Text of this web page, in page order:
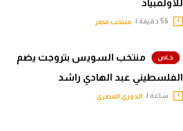
للأولمبياد
منتخب مصر
منتخب السويس بتروجت يضم
الفلسطيني عبد الهادي راشد
ساعة | الدوري المصري